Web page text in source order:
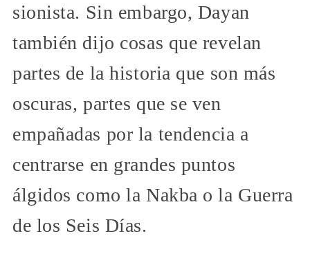
sionista. Sin embargo, Dayan
también dijo cosas que revelan
partes de la historia que son más
oscuras, partes que se ven
empañadas por la tendencia a
centrarse en grandes puntos
álgidos como la Nakba o la Guerra
de los Seis Días.